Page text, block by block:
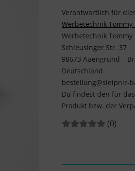
Verantwortlich für
Werbetechnik Tommy
Werbetechnik Tommy
Schleusinger Str. 37
98673 Auengrund –
Deutschland
bestellung@sleipnir-
Du findest den für
Produkt bzw. der
Bewertungen:
(0)